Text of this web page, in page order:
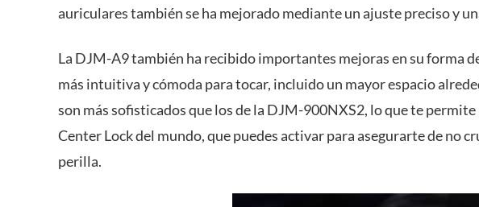
auriculares también se ha mejorado mediante un ajuste preciso y
La DJM-A9 también ha recibido importantes mejoras en su forma
más intuitiva y cómoda para tocar, incluido un mayor espacio
son más sofisticados que los de la DJM-900NXS2, lo que te
Center Lock del mundo, que puedes activar para asegurarte de
perilla.